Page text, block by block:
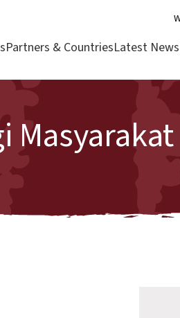
Partners & CountriesLatest News
Masyarakat